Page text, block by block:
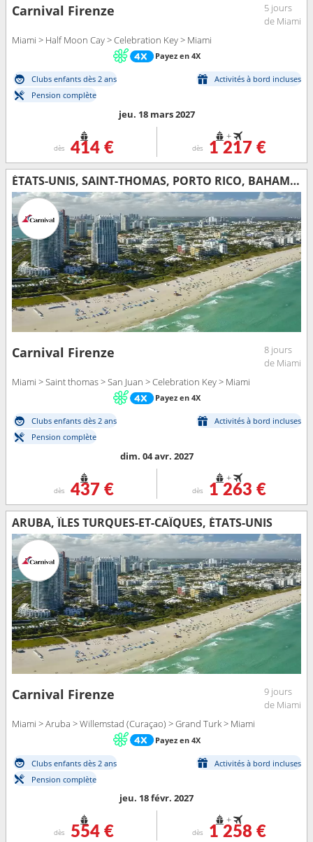
Carnival Firenze
5 jours
de Miami
Miami > Half Moon Cay > Celebration Key > Miami
Payez en 4X
Clubs enfants dès 2 ans
Activités à bord incluses
Pension complète
jeu. 18 mars 2027
dès 414 €
+
dès 1 217 €
ÉTATS-UNIS, SAINT-THOMAS, PORTO RICO, BAHAMAS
Carnival Firenze
8 jours
de Miami
Miami > Saint thomas > San Juan > Celebration Key > Miami
Payez en 4X
Clubs enfants dès 2 ans
Activités à bord incluses
Pension complète
dim. 04 avr. 2027
dès 437 €
+
dès 1 263 €
ARUBA, ÎLES TURQUES-ET-CAÏQUES, ÉTATS-UNIS
Carnival Firenze
9 jours
de Miami
Miami > Aruba > Willemstad (Curaçao) > Grand Turk > Miami
Payez en 4X
Clubs enfants dès 2 ans
Activités à bord incluses
Pension complète
jeu. 18 févr. 2027
dès 554 €
+
dès 1 258 €